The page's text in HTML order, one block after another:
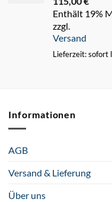
Enthält 19%
zzgl.
Versand
Lieferzeit: sofort
Informationen
AGB
Versand & Lieferung
Über uns